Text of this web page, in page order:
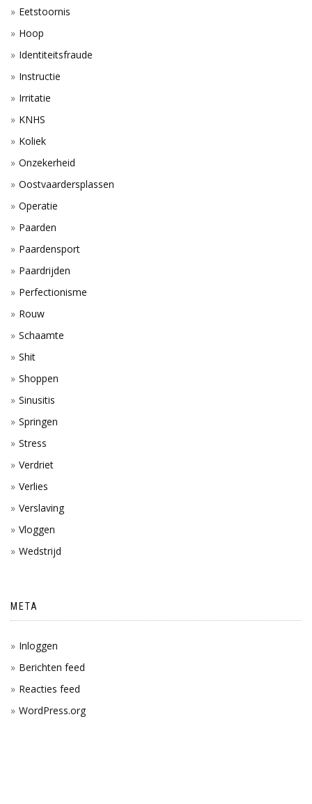
Eetstoornis
Hoop
Identiteitsfraude
Instructie
Irritatie
KNHS
Koliek
Onzekerheid
Oostvaardersplassen
Operatie
Paarden
Paardensport
Paardrijden
Perfectionisme
Rouw
Schaamte
Shit
Shoppen
Sinusitis
Springen
Stress
Verdriet
Verlies
Verslaving
Vloggen
Wedstrijd
META
Inloggen
Berichten feed
Reacties feed
WordPress.org